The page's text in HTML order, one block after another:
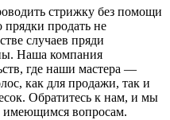
стрижку без помощи
прядки продать не
случаев пряди
Наша компания
где наши мастера —
как для продажи, так и
Обратитесь к нам, и мы
имеющимся вопросам.